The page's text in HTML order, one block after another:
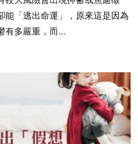
能「逃出命運」，原來這是因為
有多嚴重，而...